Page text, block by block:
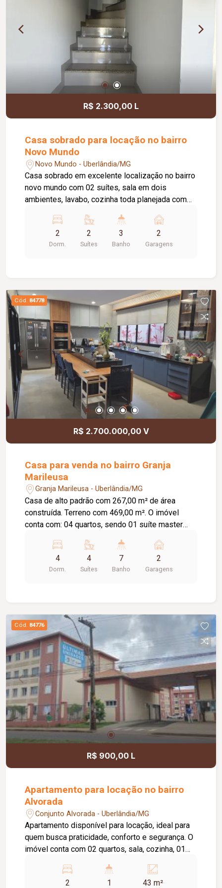
câmeras de monitoramento; Interfone; Ambientes
amplos, arejados e bem distribuídos; Excelente
estado de conservação, pronto para morar;
Localização privilegiada.
R$ 2.300,00 L
Casa sobrado para locação no bairro
Novo Mundo
Novo Mundo - Uberlândia/MG
Casa sobrado em excelente localização no bairro
novo mundo com 02 suítes, sala em dois
ambientes, lavabo, cozinha toda planejada com
02 vagas de garagem, portão eletrônico.
2
Dorm.
2
Suítes
3
Banho
2
Garagens
Cód. 84778
R$ 2.700.000,00 V
Casa para venda no bairro Granja
Marileusa
Granja Marileusa - Uberlândia/MG
Casa de alto padrão com 267,00 m² de área
construída. Terreno com 469,00 m². O imóvel
conta com: 04 quartos, sendo 01 suíte master
Lavabo; Sala de estar com pé-direito duplo
integrada à sala de jantar; Cozinha integrada com
armários planejados, torre quente e ilha;
Diferenciais: Projeto arquitetônico
contemporâneo em estilo industrial; Piso térreo
em porcelanato e piso superior em vinílico;
Escada com acabamento amadeirado Cumaru;
Sanitários Roca e metais Deca; Sistema de
energia fotovoltaica de 6.600 W; Água aquecida
em todas as torneiras, exceto no lavabo; Todos
os quartos e o escritório com ar-condicionado;
Janelas automatizadas; Automação residencial;
Sistema de irrigação automática dos jardins;
Ambientes amplos, integrados e com excelente
iluminação natural, proporcionando conforto,
funcionalidade e sofisticação.
4
Dorm.
4
Suítes
7
Banho
2
Garagens
Cód. 84776
R$ 900,00 L
Apartamento para locação no bairro
Alvorada
Conjunto Alvorada - Uberlândia/MG
Apartamento disponível para locação, ideal para
quem busca praticidade, conforto e segurança. O
imóvel conta com 02 quartos, sala, cozinha, 01
estacionamento, oferecendo ambientes
funcionais e bem distribuídos para o dia a dia. O
2 1 43 m²